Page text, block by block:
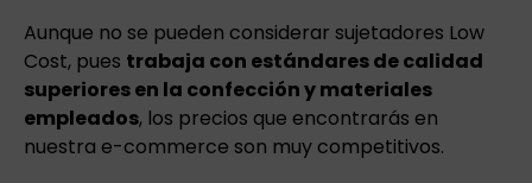
Aunque no se pueden considerar sujetadores Low
Cost, pues trabaja con estándares de calidad
superiores en la confección y materiales
empleados, los precios que encontrarás en
nuestra e-commerce son muy competitivos.